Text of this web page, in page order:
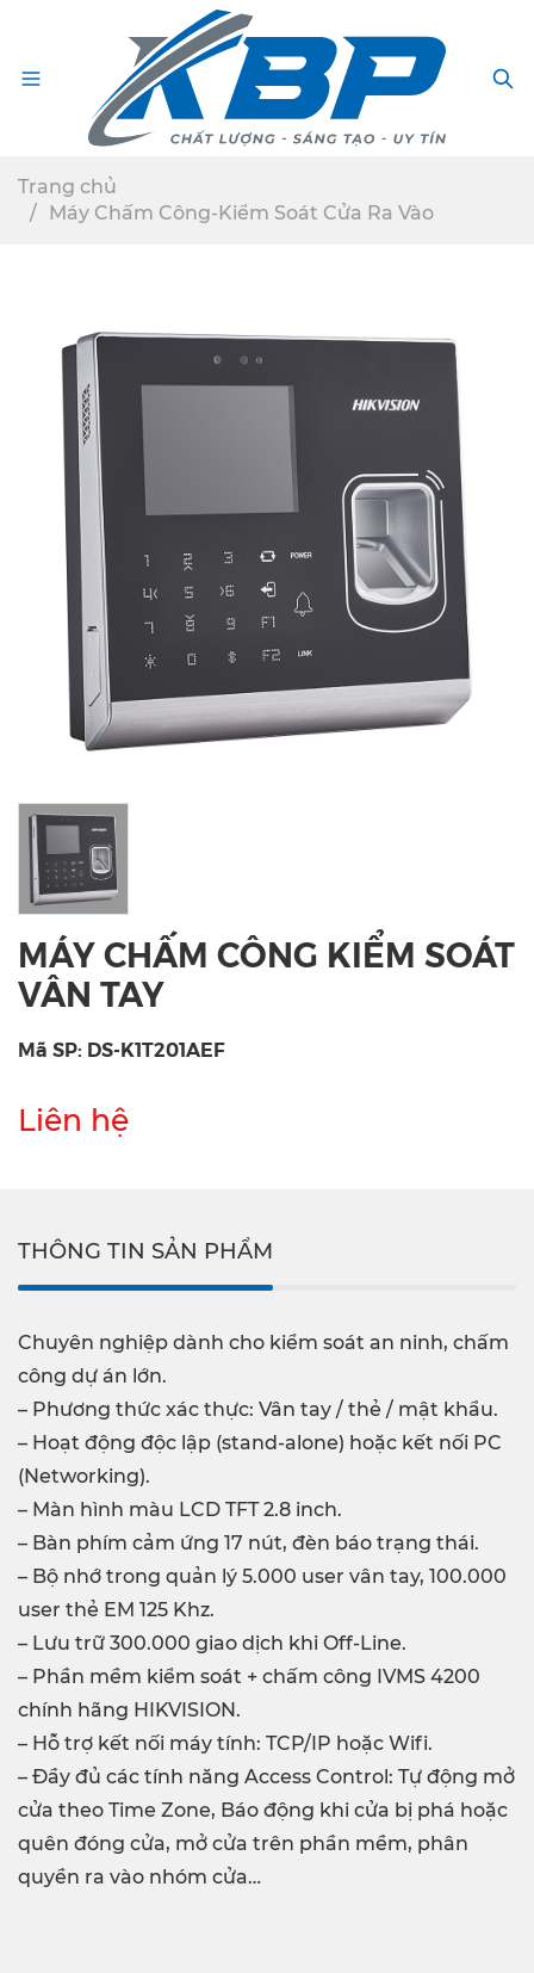
Trang chủ
Máy Chấm Công-Kiểm Soát Cửa Ra Vào
MÁY CHẤM CÔNG KIỂM SOÁT
VÂN TAY
Mã SP: DS-K1T201AEF
Liên hệ
THÔNG TIN SẢN PHẨM
Chuyên nghiệp dành cho kiểm soát an ninh, chấm
công dự án lớn.
– Phương thức xác thực: Vân tay / thẻ / mật khẩu.
– Hoạt động độc lập (stand-alone) hoặc kết nối PC
(Networking).
– Màn hình màu LCD TFT 2.8 inch.
– Bàn phím cảm ứng 17 nút, đèn báo trạng thái.
– Bộ nhớ trong quản lý 5.000 user vân tay, 100.000
user thẻ EM 125 Khz.
– Lưu trữ 300.000 giao dịch khi Off-Line.
– Phần mềm kiểm soát + chấm công IVMS 4200
chính hãng HIKVISION.
– Hỗ trợ kết nối máy tính: TCP/IP hoặc Wifi.
– Đầy đủ các tính năng Access Control: Tự động mở
cửa theo Time Zone, Báo động khi cửa bị phá hoặc
quên đóng cửa, mở cửa trên phần mềm, phân
quyền ra vào nhóm cửa…